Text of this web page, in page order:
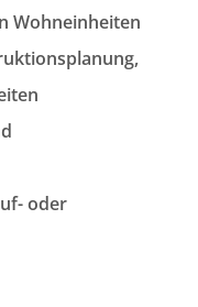
Wohneinheiten
oder